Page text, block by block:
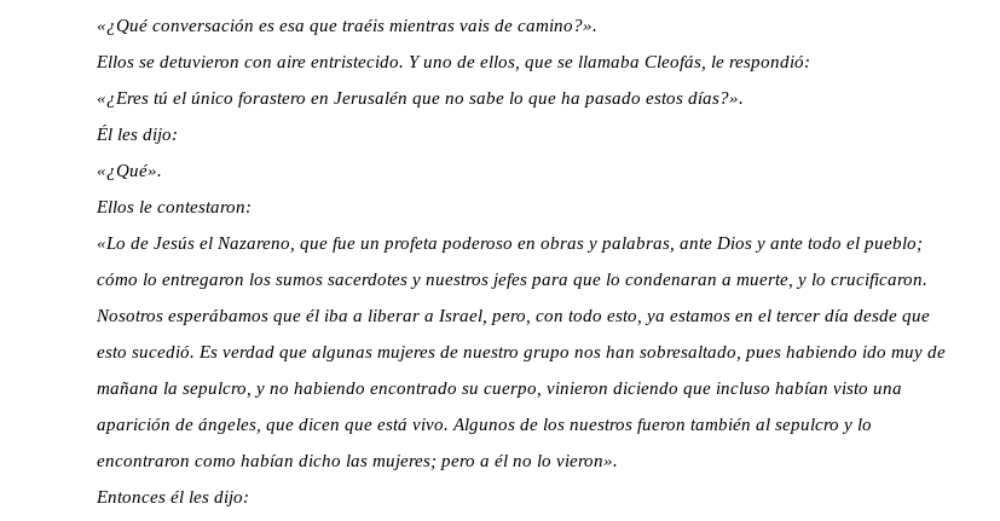
«¿Qué conversación es esa que traéis mientras vais de camino?».
Ellos se detuvieron con aire entristecido. Y uno de ellos, que se llamaba Cleofás, le respondió:
«¿Eres tú el único forastero en Jerusalén que no sabe lo que ha pasado estos días?».
Él les dijo:
«¿Qué».
Ellos le contestaron:
«Lo de Jesús el Nazareno, que fue un profeta poderoso en obras y palabras, ante Dios y ante todo el pueblo;
cómo lo entregaron los sumos sacerdotes y nuestros jefes para que lo condenaran a muerte, y lo crucificaron.
Nosotros esperábamos que él iba a liberar a Israel, pero, con todo esto, ya estamos en el tercer día desde que
esto sucedió. Es verdad que algunas mujeres de nuestro grupo nos han sobresaltado, pues habiendo ido muy de
mañana la sepulcro, y no habiendo encontrado su cuerpo, vinieron diciendo que incluso habían visto una
aparición de ángeles, que dicen que está vivo. Algunos de los nuestros fueron también al sepulcro y lo
encontraron como habían dicho las mujeres; pero a él no lo vieron».
Entonces él les dijo: